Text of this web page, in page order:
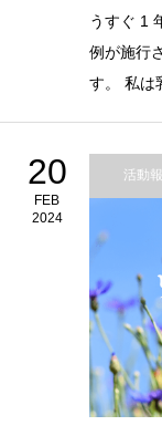
うすぐ 1
例が施行
す。 私は
20
FEB
2024
活動